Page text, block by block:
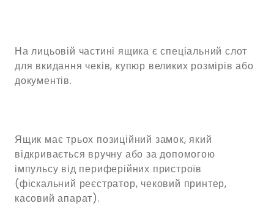
На лицьовій частині ящика є спеціальний слот
для вкидання чеків, купюр великих розмірів або
документів.
Ящик має трьох позиційний замок, який
відкривається вручну або за допомогою
імпульсу від периферійних пристроїв
(фіскальний реєстратор, чековий принтер,
касовий апарат).